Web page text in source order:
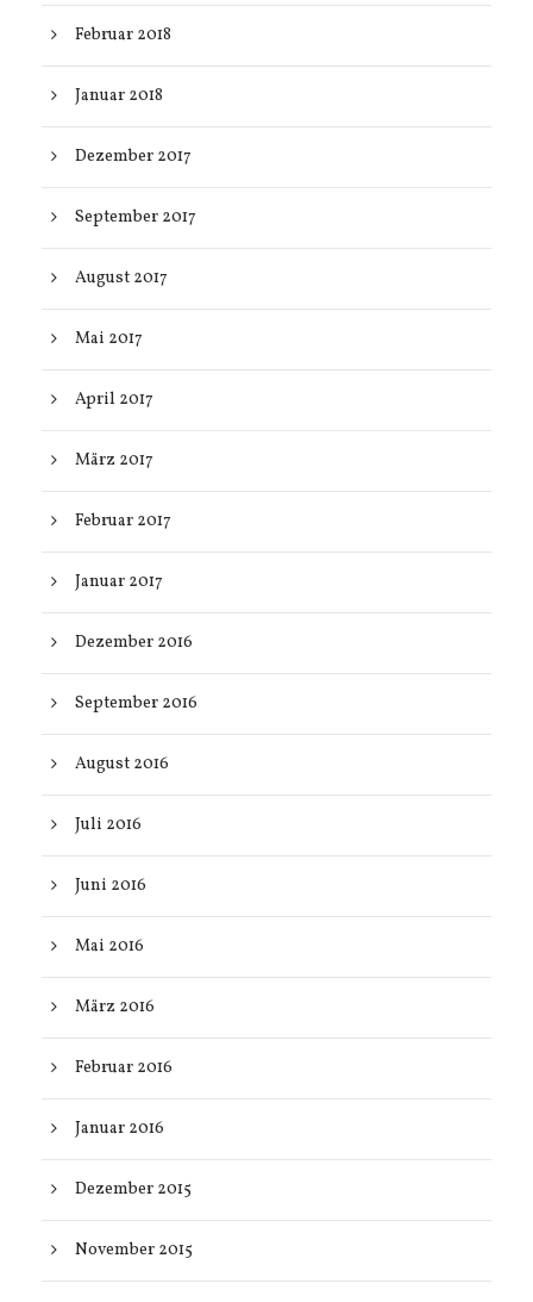
Februar 2018
Januar 2018
Dezember 2017
September 2017
August 2017
Mai 2017
April 2017
März 2017
Februar 2017
Januar 2017
Dezember 2016
September 2016
August 2016
Juli 2016
Juni 2016
Mai 2016
März 2016
Februar 2016
Januar 2016
Dezember 2015
November 2015